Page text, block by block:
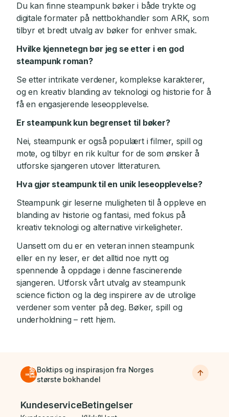
Du kan finne steampunk bøker i både trykte og
digitale formater på nettbokhandler som ARK, som
tilbyr et bredt utvalg av bøker for enhver smak.
Hvilke kjennetegn bør jeg se etter i en god
steampunk roman?
Se etter intrikate verdener, komplekse karakterer,
og en kreativ blanding av teknologi og historie for å
få en engasjerende leseopplevelse.
Er steampunk kun begrenset til bøker?
Nei, steampunk er også populært i filmer, spill og
mote, og tilbyr en rik kultur for de som ønsker å
utforske sjangeren utover litteraturen.
Hva gjør steampunk til en unik leseopplevelse?
Steampunk gir leserne muligheten til å oppleve en
blanding av historie og fantasi, med fokus på
kreativ teknologi og alternative virkeligheter.
Uansett om du er en veteran innen steampunk
eller en ny leser, er det alltid noe nytt og
spennende å oppdage i denne fascinerende
sjangeren. Utforsk vårt utvalg av steampunk
science fiction og la deg inspirere av de utrolige
verdener som venter på deg. Bøker, spill og
underholdning – rett hjem.
Boktips og inspirasjon fra Norges
største bokhandel
Bunnmeny
KundeserviceBetingelser